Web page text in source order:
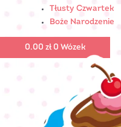
Tłusty Czwartek
Boże Narodzenie
0.00 zł 0 Wózek